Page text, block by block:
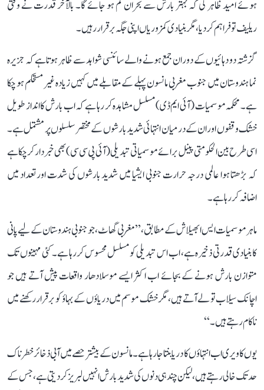
ہوئے امید ظاہر کی کہ بہتر بارش سے بحران کم ہو جائے گا۔ بالآخر قدرت نے وقتی
ریلیف تو فراہم کر دیا، مگر بنیادی کمزوریاں اپنی جگہ برقرار رہیں۔
گزشتہ دو دہائیوں کے دوران جمع ہونے والے سائنسی شواہد سے ظاہر ہوتا ہے کہ جزیرہ
نما ہندوستان میں جنوب مغربی مانسون پہلے کے مقابلے میں کہیں زیادہ غیر مستحکم ہو چکا
ہے۔ محکمہ موسمیات (آئی ایم ڈی) مسلسل مشاہدہ کر رہا ہے کہ اب بارش کا انداز طویل
خشک وقفوں اور ان کے درمیان انتہائی شدید بارشوں کے مختصر سلسلوں پر مشتمل ہے۔
اسی طرح بین الحکومتی پینل برائے موسمیاتی تبدیلی (آئی پی سی سی) بھی خبردار کر چکا ہے
کہ بڑھتا ہوا عالمی درجہ حرارت جنوبی ایشیا میں شدید بارشوں کی شدت اور تعداد میں
اضافہ کر رہا ہے۔
ماہر موسمیات ایس ابھیلاش کے مطابق، ’’مغربی گھاٹ، جو جنوبی ہندوستان کے لیے پانی
کا بنیادی قدرتی ذخیرہ ہے، اب اس تبدیلی کو مسلسل محسوس کر رہا ہے۔ کئی مہینوں تک
متوازن بارش ہونے کے بجائے اب اکثر ایسے موسلادھار واقعات پیش آتے ہیں جو
اچانک سیلاب تو لے آتے ہیں، مگر خشک موسم میں دریاؤں کے بہاؤ کو برقرار رکھنے میں
ناکام رہتے ہیں۔‘‘
یوں کاویری اب انتہاؤں کا دریا بنتا جا رہا ہے۔ مانسون کے بیشتر حصے میں آبی ذخائر خطرناک
حد تک خالی رہتے ہیں، لیکن چند ہی دنوں کی شدید بارش انہیں لبریز کر دیتی ہے، جس کے